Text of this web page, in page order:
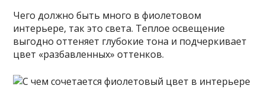
Чего должно быть много в фиолетовом
интерьере, так это света. Теплое освещение
выгодно оттеняет глубокие тона и подчеркивает
цвет «разбавленных» оттенков.